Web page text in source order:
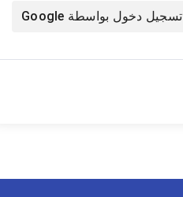
تسجيل دخول بواسطة Google